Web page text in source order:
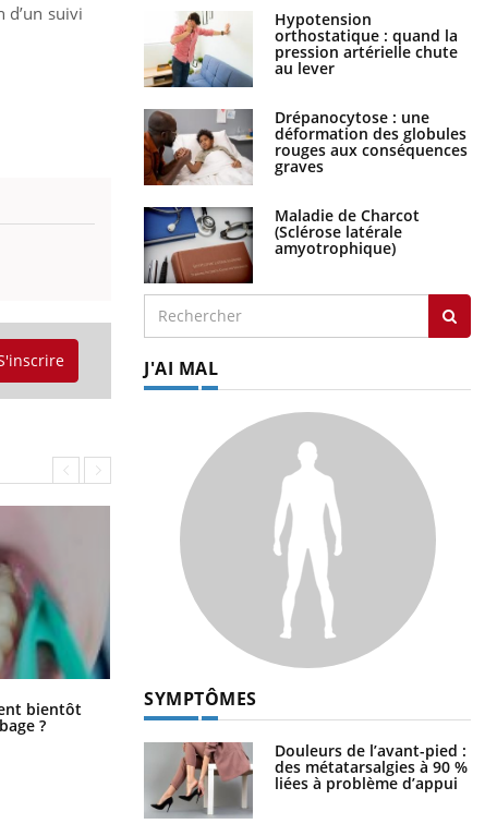
d’un suivi
bientôt
?
Éclipse solaire du 12 août : “Des
verres adaptés, c'est indispensable
Hypotension
orthostatique : quand la
pression artérielle chute
au lever
Drépanocytose : une
déformation des globules
rouges aux conséquences
graves
Maladie de Charcot
(Sclérose latérale
amyotrophique)
J'AI MAL
SYMPTÔMES
Douleurs de l’avant-pied :
des métatarsalgies à 90 %
liées à problème d’appui